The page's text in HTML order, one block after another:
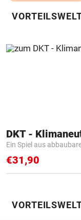
Ein Spiel aus
€31,90